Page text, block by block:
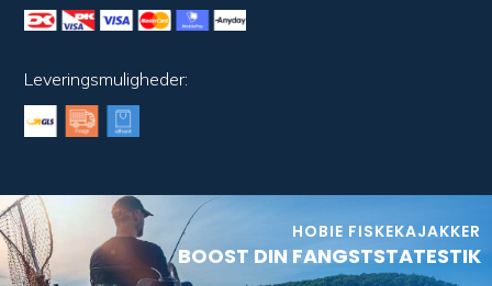
Leveringsmuligheder:
HOBIE FISKEKAJAKKER
BOOST DIN FANGSTSTATESTIK